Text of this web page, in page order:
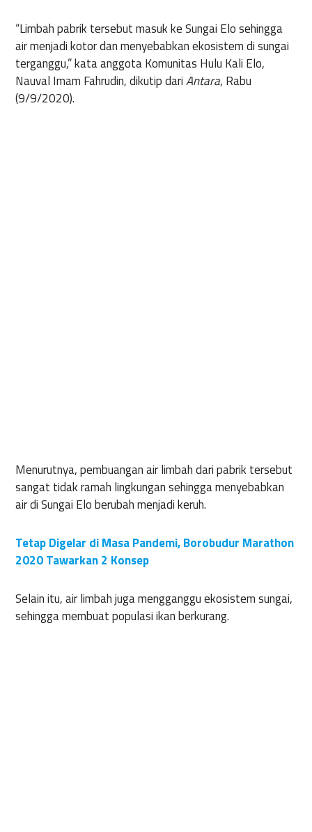
“Limbah pabrik tersebut masuk ke Sungai Elo sehingga
air menjadi kotor dan menyebabkan ekosistem di sungai
terganggu,” kata anggota Komunitas Hulu Kali Elo,
Nauval Imam Fahrudin, dikutip dariAntara, Rabu
(9/9/2020).
Menurutnya, pembuangan air limbah dari pabrik tersebut
sangat tidak ramah lingkungan sehingga menyebabkan
air di Sungai Elo berubah menjadi keruh.
Tetap Digelar di Masa Pandemi, Borobudur Marathon
2020 Tawarkan 2 Konsep
Selain itu, air limbah juga mengganggu ekosistem sungai,
sehingga membuat populasi ikan berkurang.